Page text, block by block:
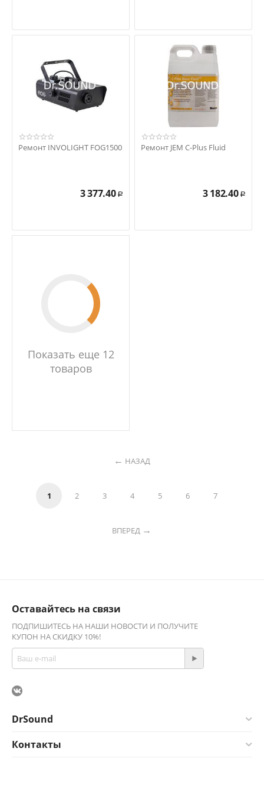
Ремонт INVOLIGHT FOG1500
3 377.40 Р
Ремонт JEM C-Plus Fluid
3 182.40 Р
Показать еще 12
товаров
НАЗАД
1 2 3 4 5 6 7
ВПЕРЕД
Оставайтесь на связи
ПОДПИШИТЕСЬ НА НАШИ НОВОСТИ И ПОЛУЧИТЕ
КУПОН НА СКИДКУ 10%!
DrSound
Контакты